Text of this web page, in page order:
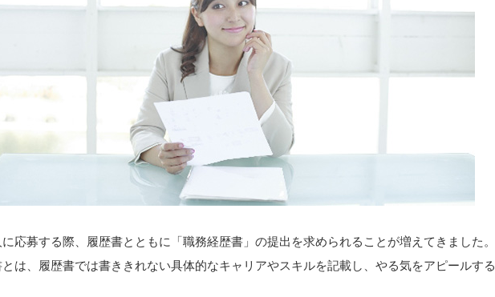
応募する際、履歴書とともに「職務経歴書」の提出を求められることが増えてきました。
は、履歴書では書ききれない具体的なキャリアやスキルを記載し、やる気をアピールする